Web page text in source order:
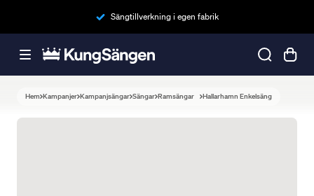
Sängtillverkning i egen fabrik
Hem Kampanjer Kampanjsängar Sängar Ramsängar Hallarhamn Enkelsäng